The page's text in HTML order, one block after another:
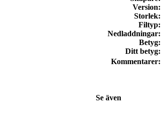
Version:
Storlek:
Filtyp:
Nedladdningar:
Betyg:
Ditt betyg:
Kommentarer:
Se även